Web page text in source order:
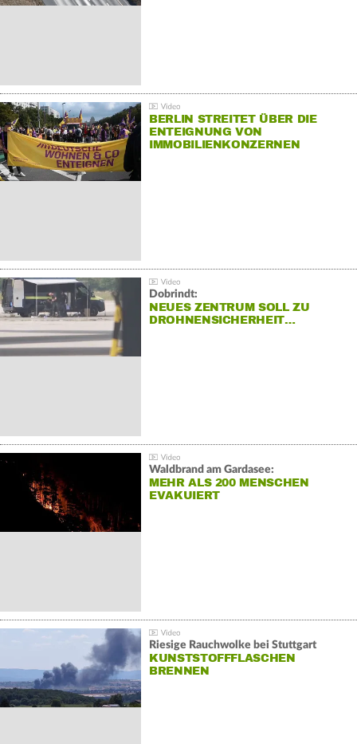
BERLIN STREITET ÜBER DIE
ENTEIGNUNG VON
IMMOBILIENKONZERNEN
Dobrindt:
NEUES ZENTRUM SOLL ZU
DROHNENSICHERHEIT…
Waldbrand am Gardasee:
MEHR ALS 200 MENSCHEN
EVAKUIERT
Riesige Rauchwolke bei Stuttgart
KUNSTSTOFFFLASCHEN
BRENNEN